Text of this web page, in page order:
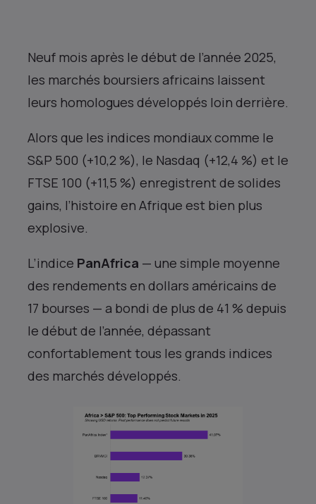
Neuf mois après le début de l’année 2025,
les marchés boursiers africains laissent
leurs homologues développés loin derrière.
Alors que les indices mondiaux comme le
S&P 500 (+10,2 %), le Nasdaq (+12,4 %) et le
FTSE 100 (+11,5 %) enregistrent de solides
gains, l’histoire en Afrique est bien plus
explosive.
L’indice PanAfrica — une simple moyenne
des rendements en dollars américains de
17 bourses — a bondi de plus de 41 % depuis
le début de l’année, dépassant
confortablement tous les grands indices
des marchés développés.